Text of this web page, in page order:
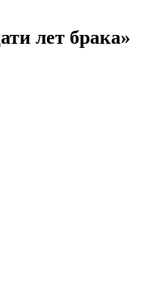
лет брака»